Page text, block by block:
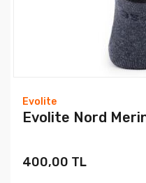
Evolite
Evolite Nord
400,00 TL